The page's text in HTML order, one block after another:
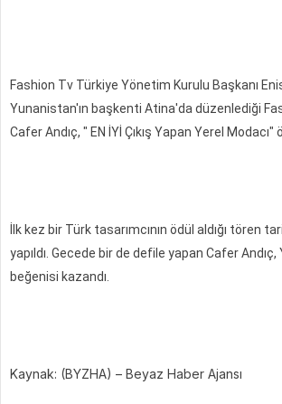
Fashion Tv Türkiye Yönetim Kurulu Başkanı
Yunanistan'ın başkenti Atina'da düzenlediği
Cafer Andıç, " EN İYİ Çıkış Yapan Yerel Modacı"
İlk kez bir Türk tasarımcının ödül aldığı tören
yapıldı. Gecede bir de defile yapan Cafer
beğenisi kazandı.
Kaynak: (BYZHA) – Beyaz Haber Ajansı